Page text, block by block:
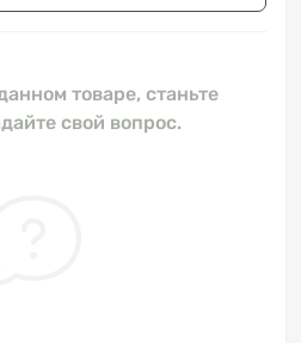
товаре, станьте
свой вопрос.